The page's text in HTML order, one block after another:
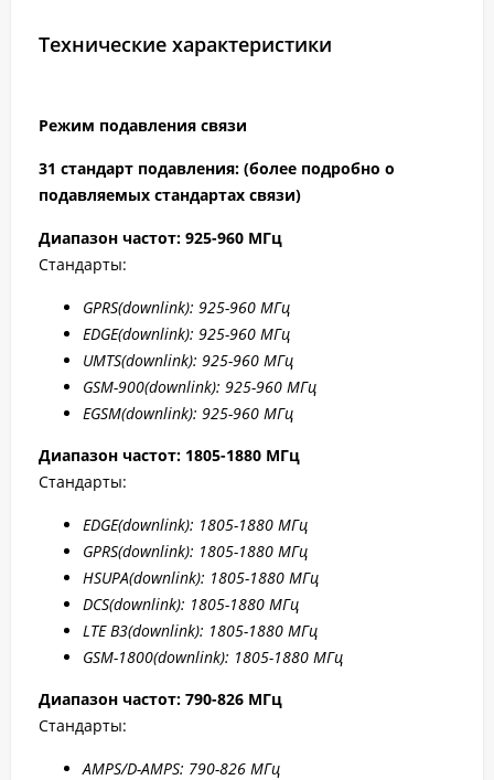
Технические характеристики
Режим подавления связи
31 стандарт подавления: (более подробно о
подавляемых стандартах связи)
Диапазон частот: 925-960 МГц
Стандарты:
GPRS(downlink): 925-960 МГц
EDGE(downlink): 925-960 МГц
UMTS(downlink): 925-960 МГц
GSM-900(downlink): 925-960 МГц
EGSM(downlink): 925-960 МГц
Диапазон частот: 1805-1880 МГц
Стандарты:
EDGE(downlink): 1805-1880 МГц
GPRS(downlink): 1805-1880 МГц
HSUPA(downlink): 1805-1880 МГц
DCS(downlink): 1805-1880 МГц
LTE B3(downlink): 1805-1880 МГц
GSM-1800(downlink): 1805-1880 МГц
Диапазон частот: 790-826 МГц
Стандарты:
AMPS/D-AMPS: 790-826 МГц